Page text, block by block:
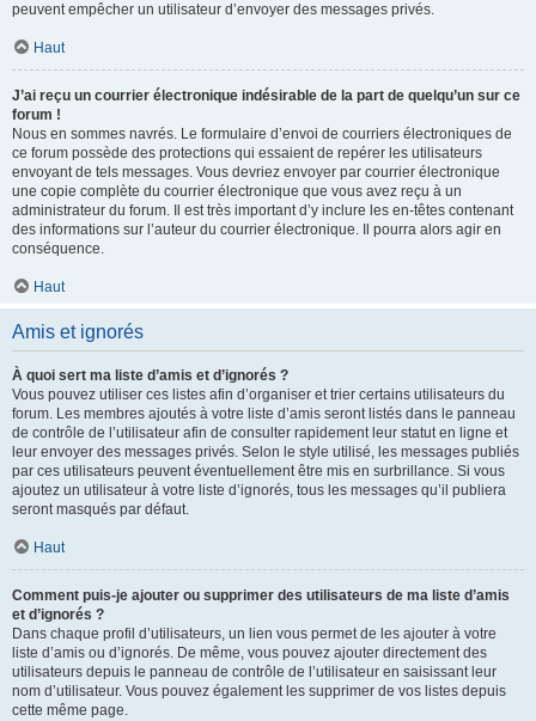
peuvent empêcher un utilisateur d’envoyer des messages privés.
Haut
J’ai reçu un courrier électronique indésirable de la part de quelqu’un sur ce
forum !
Nous en sommes navrés. Le formulaire d’envoi de courriers électroniques de
ce forum possède des protections qui essaient de repérer les utilisateurs
envoyant de tels messages. Vous devriez envoyer par courrier électronique
une copie complète du courrier électronique que vous avez reçu à un
administrateur du forum. Il est très important d’y inclure les en-têtes contenant
des informations sur l’auteur du courrier électronique. Il pourra alors agir en
conséquence.
Haut
Amis et ignorés
À quoi sert ma liste d’amis et d’ignorés ?
Vous pouvez utiliser ces listes afin d’organiser et trier certains utilisateurs du
forum. Les membres ajoutés à votre liste d’amis seront listés dans le panneau
de contrôle de l’utilisateur afin de consulter rapidement leur statut en ligne et
leur envoyer des messages privés. Selon le style utilisé, les messages publiés
par ces utilisateurs peuvent éventuellement être mis en surbrillance. Si vous
ajoutez un utilisateur à votre liste d’ignorés, tous les messages qu’il publiera
seront masqués par défaut.
Haut
Comment puis-je ajouter ou supprimer des utilisateurs de ma liste d’amis
et d’ignorés ?
Dans chaque profil d’utilisateurs, un lien vous permet de les ajouter à votre
liste d’amis ou d’ignorés. De même, vous pouvez ajouter directement des
utilisateurs depuis le panneau de contrôle de l’utilisateur en saisissant leur
nom d’utilisateur. Vous pouvez également les supprimer de vos listes depuis
cette même page.